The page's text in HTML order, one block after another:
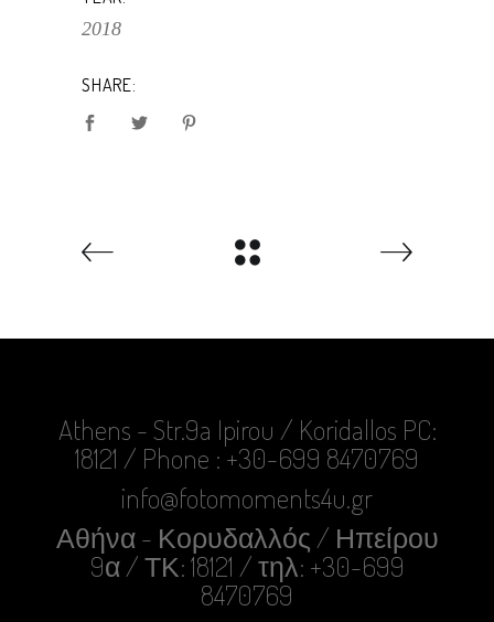
2018
SHARE:
Athens - Str.9a Ipirou / Koridallos PC:
18121 / Phone : +30-699 8470769
info@fotomoments4u.gr
Αθήνα - Κορυδαλλός / Ηπείρου
9α / ΤΚ: 18121 / τηλ: +30-699
8470769